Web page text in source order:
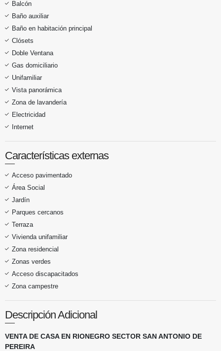
Balcón
Baño auxiliar
Baño en habitación principal
Clósets
Doble Ventana
Gas domiciliario
Unifamiliar
Vista panorámica
Zona de lavandería
Electricidad
Internet
Características externas
Acceso pavimentado
Área Social
Jardín
Parques cercanos
Terraza
Vivienda unifamiliar
Zona residencial
Zonas verdes
Acceso discapacitados
Zona campestre
Descripción Adicional
VENTA DE CASA EN RIONEGRO SECTOR SAN ANTONIO DE
PEREIRA